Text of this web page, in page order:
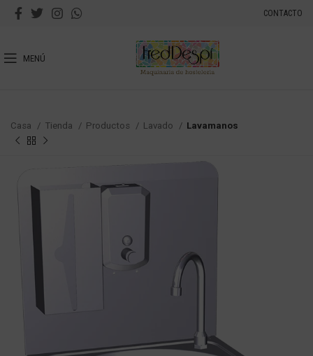
CONTACTO
MENÚ
Casa Tienda Productos Lavado Lavamanos